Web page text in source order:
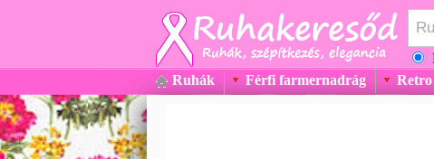
Ruhák Férfi farmernadrág